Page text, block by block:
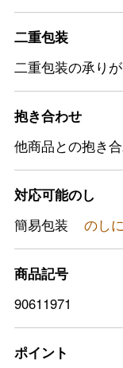
二重包装
二重包装の承りが
抱き合わせ
他商品との抱き
対応可能のし
簡易包装
のし
商品記号
90611971
ポイント